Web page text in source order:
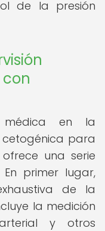
de la presión
médica en la
para
una serie
En primer lugar,
de la
la medición
y otros